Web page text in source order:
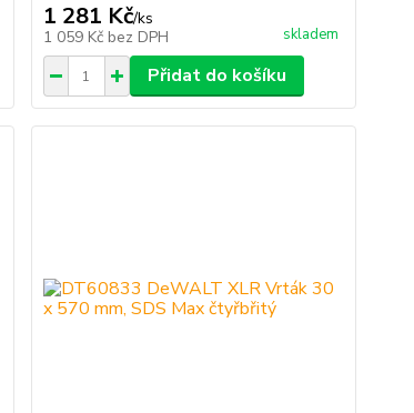
1 281 Kč/ks
1 059 Kč bez DPH skladem
Přidat do košíku